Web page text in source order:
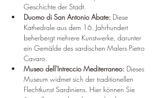
Geschichte der Stadt.
Duomo di San Antonio Abate: Diese
Kathedrale aus dem 16. Jahrhundert
beherbergt mehrere Kunstwerke, darunter
ein Gemälde des sardischen Malers Pietro
Cavaro.
Museo dell'Intreccio Mediterraneo: Dieses
Museum widmet sich der traditionellen
Flechtkunst Sardiniens. Hier können Sie